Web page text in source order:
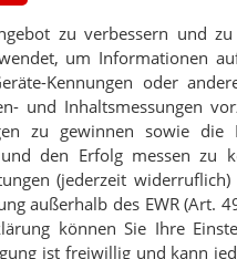
zu verbessern und
um Informationen
Kennungen oder
und Inhaltsmessungen
zu gewinnen sowie die
den Erfolg messen zu
(jederzeit
außerhalb des EWR (Art.
können Sie Ihre
ist freiwillig und kann
Jetzt
Hinweis